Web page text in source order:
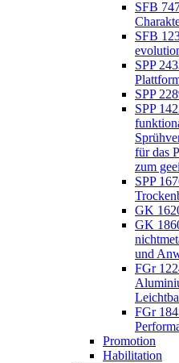
SFB
SFB
SPP
SPP
SPP
für das
zum
SPP
GK
GK
und
FGr
FGr
Promotion
Habilitation